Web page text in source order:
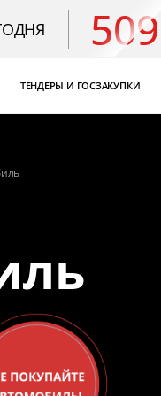
509
ТЕНДЕРЫ И ГОСЗАКУПКИ